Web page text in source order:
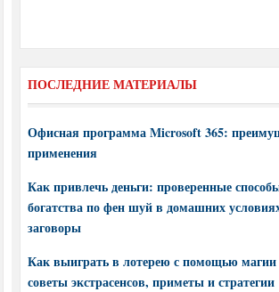
ПОСЛЕДНИЕ МАТЕРИАЛЫ
Офисная программа Microsoft 365:
применения
Как привлечь деньги: проверенные
богатства по фен шуй в домашних
заговоры
Как выиграть в лотерею с помощью магии
советы экстрасенсов, приметы и стратегии